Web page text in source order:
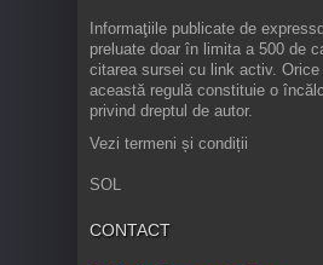
Informaţiile publicate de
preluate doar în limita a 500 de
citarea sursei cu link activ. Orice
această regulă constituie o
privind dreptul de autor.
Vezi termeni și condiții
SOL
CONTACT